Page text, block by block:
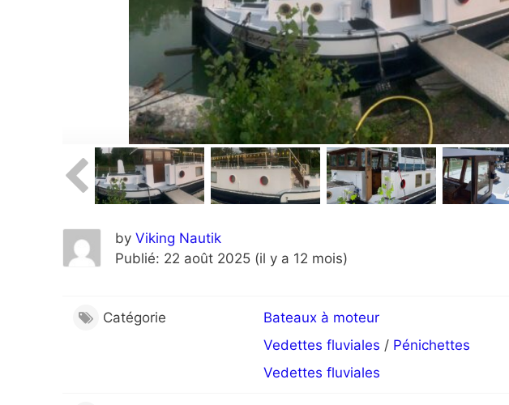
by Viking Nautik
Publié: 22 août 2025 (il y a 12 mois)
Catégorie
Bateaux à moteur
Vedettes fluviales / Pénichettes
Vedettes fluviales